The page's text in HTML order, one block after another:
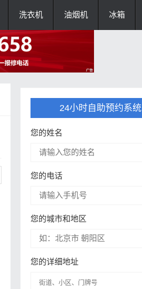
洗衣机 油烟机 冰箱
24小时自助预约系统
您的姓名
您的电话
您的城市和地区
您的详细地址